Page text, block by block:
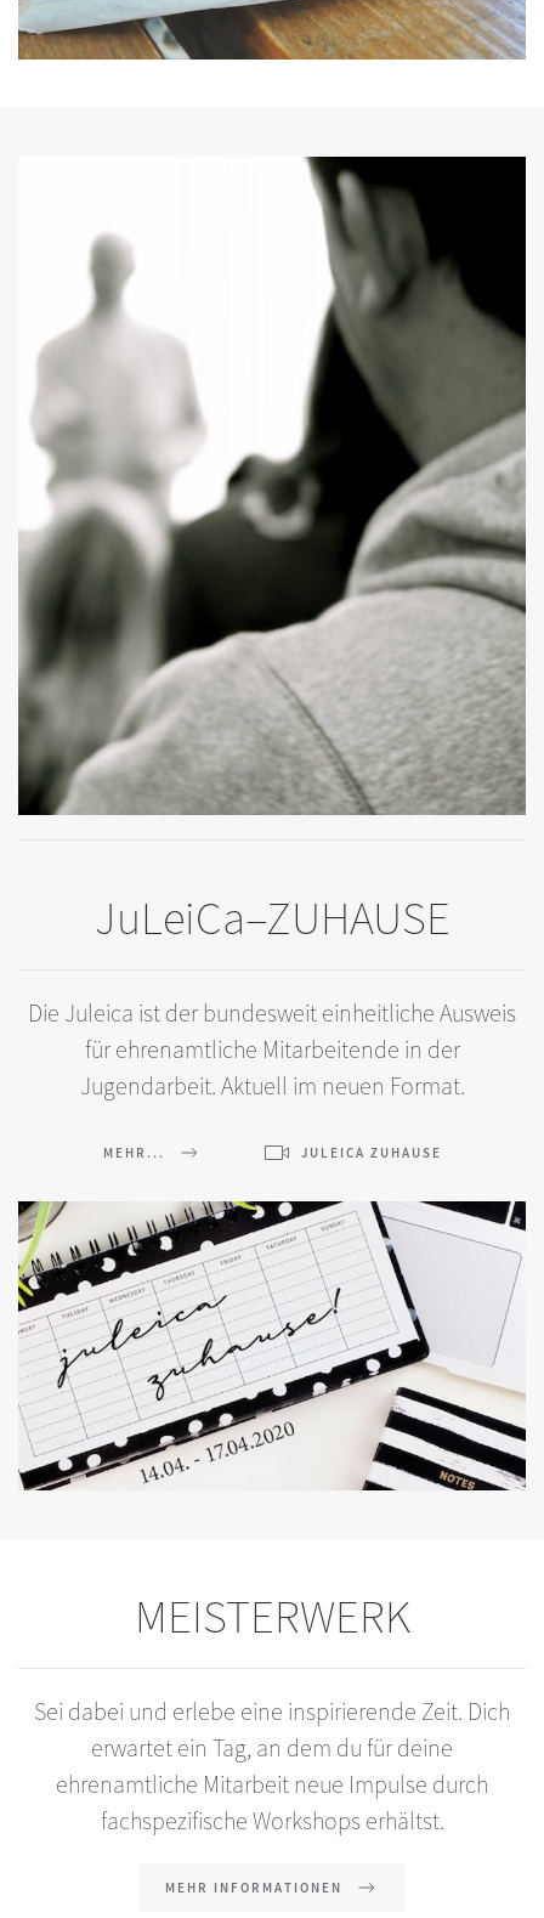
JuLeiCa–ZUHAUSE
Die Juleica ist der bundesweit einheitliche Ausweis
für ehrenamtliche Mitarbeitende in der
Jugendarbeit. Aktuell im neuen Format.
MEHR... JULEICA ZUHAUSE
MEISTERWERK
Sei dabei und erlebe eine inspirierende Zeit. Dich
erwartet ein Tag, an dem du für deine
ehrenamtliche Mitarbeit neue Impulse durch
fachspezifische Workshops erhältst.
MEHR INFORMATIONEN